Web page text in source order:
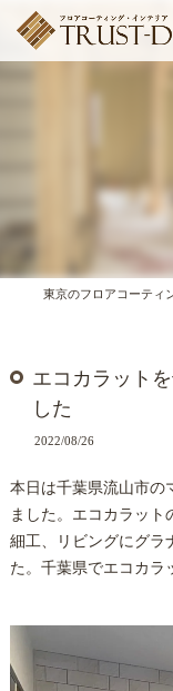
エコカラット
した
2022/08/26
本日は千葉県流山市の
ました。エコカラッ
細工、リビングにグラ
た。千葉県でエコカラ